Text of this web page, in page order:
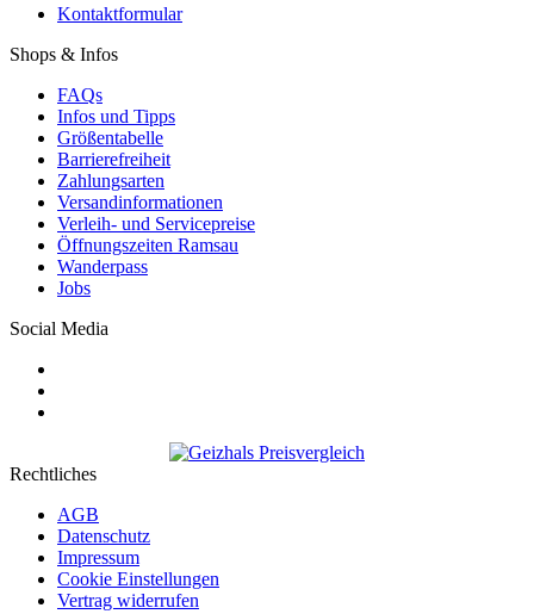
Kontaktformular
Shops & Infos
FAQs
Infos und Tipps
Größentabelle
Barrierefreiheit
Zahlungsarten
Versandinformationen
Verleih- und Servicepreise
Öffnungszeiten Ramsau
Wanderpass
Jobs
Social Media
Rechtliches
AGB
Datenschutz
Impressum
Cookie Einstellungen
Vertrag widerrufen